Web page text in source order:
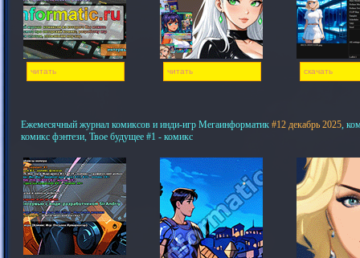
читать читать скачать
Ежемесячный журнал комиксов и инди-игр Мегаинформатик #12 декабрь 2025,
комикс фэнтези, Твое будущее #1 - комикс